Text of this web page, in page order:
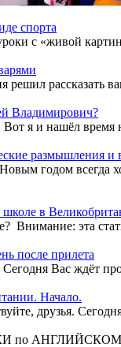
спорта
с «живой
решил рассказать
Владимирович?
Вот я и нашёл время
размышления и
годом всегда
в
Внимание: эта
после прилета
Сегодня Вас ждёт
Начало.
друзья.
по